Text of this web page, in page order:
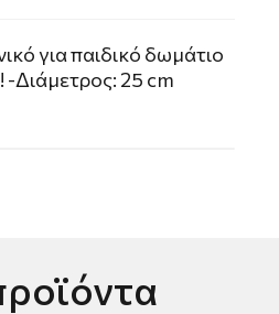
για παιδικό δωμάτιο
-Διάμετρος: 25 cm